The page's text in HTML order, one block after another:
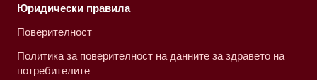
Юридически правила
Поверителност
Политика за поверителност на данните за здравето на
потребителите